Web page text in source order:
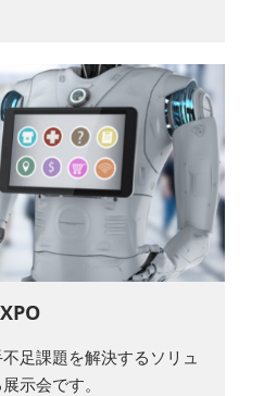
足課題を解決するソリュ
示会です。